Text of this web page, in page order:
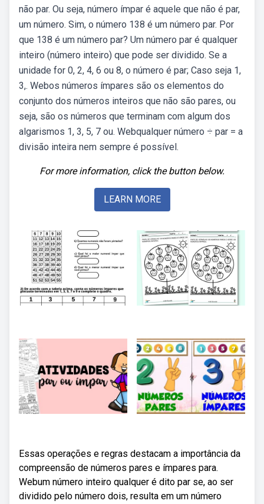
não par. Ou seja, número ímpar é aquele que não é par,
um número. Sim, o número 138 é um número par. Por
que 138 é um número par? Um número par é qualquer
inteiro (número inteiro) que pode ser dividido. Se a
unidade for 0, 2, 4, 6 ou 8, o número é par; Caso seja 1,
3,. Webos números ímpares são os elementos do
conjunto dos números inteiros que não são pares, ou
seja, são os números que terminam com algum dos
algarismos 1, 3, 5, 7 ou. Webqualquer número ÷ par = a
divisão inteira nem sempre é possível.
For more information, click the button below.
LEARN MORE
Essas operações e regras destacam a importância da
compreensão de números pares e ímpares para.
Webum número inteiro qualquer é dito par se, ao ser
dividido pelo número dois, resulta em um número